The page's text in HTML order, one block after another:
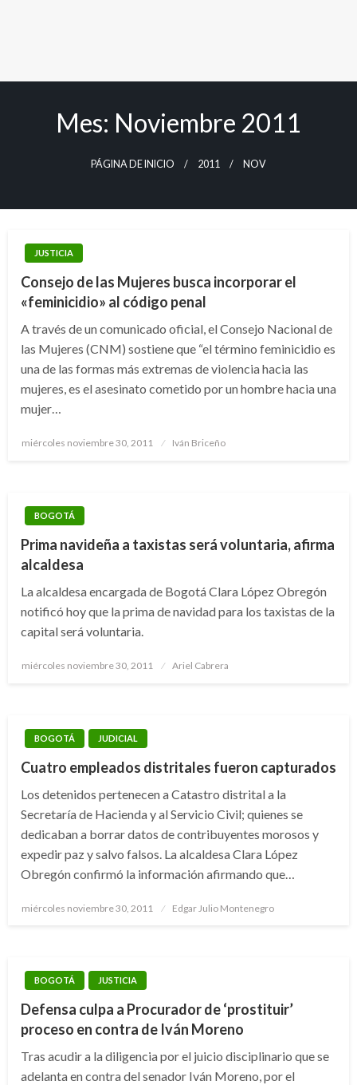
Mes: Noviembre 2011
PÁGINA DE INICIO 2011 NOV
JUSTICIA
Consejo de las Mujeres busca incorporar el
«feminicidio» al código penal
A través de un comunicado oficial, el Consejo Nacional de
las Mujeres (CNM) sostiene que “el término feminicidio es
una de las formas más extremas de violencia hacia las
mujeres, es el asesinato cometido por un hombre hacia una
mujer…
Publicado
miércoles noviembre 30, 2011 Iván Briceño
BOGOTÁ
Prima navideña a taxistas será voluntaria, afirma
alcaldesa
La alcaldesa encargada de Bogotá Clara López Obregón
notificó hoy que la prima de navidad para los taxistas de la
capital será voluntaria.
Publicado
miércoles noviembre 30, 2011 Ariel Cabrera
BOGOTÁ JUDICIAL
Cuatro empleados distritales fueron capturados
Los detenidos pertenecen a Catastro distrital a la
Secretaría de Hacienda y al Servicio Civil; quienes se
dedicaban a borrar datos de contribuyentes morosos y
expedir paz y salvo falsos. La alcaldesa Clara López
Obregón confirmó la información afirmando que…
Publicado
miércoles noviembre 30, 2011 Edgar Julio Montenegro
BOGOTÁ JUSTICIA
Defensa culpa a Procurador de ‘prostituir’
proceso en contra de Iván Moreno
Tras acudir a la diligencia por el juicio disciplinario que se
adelanta en contra del senador Iván Moreno, por el